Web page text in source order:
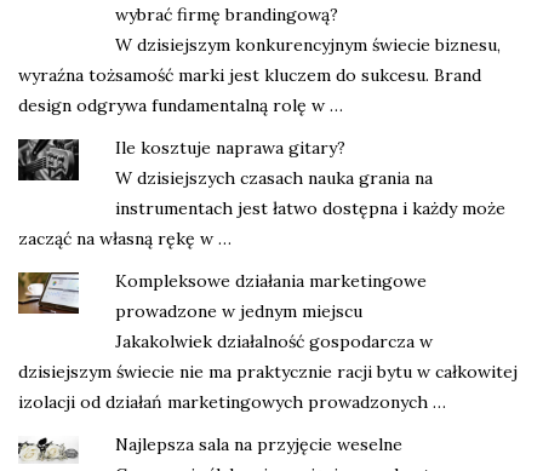
wybrać firmę brandingową?
W dzisiejszym konkurencyjnym świecie biznesu,
wyraźna tożsamość marki jest kluczem do sukcesu. Brand
design odgrywa fundamentalną rolę w …
Ile kosztuje naprawa gitary?
W dzisiejszych czasach nauka grania na
instrumentach jest łatwo dostępna i każdy może
zacząć na własną rękę w …
Kompleksowe działania marketingowe
prowadzone w jednym miejscu
Jakakolwiek działalność gospodarcza w
dzisiejszym świecie nie ma praktycznie racji bytu w całkowitej
izolacji od działań marketingowych prowadzonych …
Najlepsza sala na przyjęcie weselne